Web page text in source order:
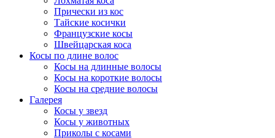
Прически из кос
Тайские косички
Французские косы
Швейцарская коса
Косы по длине волос
Косы на длинные волосы
Косы на короткие волосы
Косы на средние волосы
Галерея
Косы у звезд
Косы у животных
Приколы с косами